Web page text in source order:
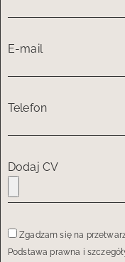
E-mail
Telefon
Dodaj CV
Zgadzam się na
Podstawa prawna i